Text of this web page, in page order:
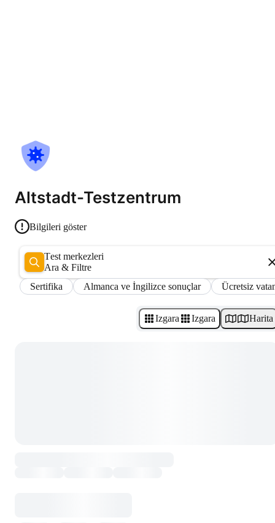
Altstadt-Testzentrum
Bilgileri göster
Test merkezleri
Ara & Filtre
Sertifika
Almanca ve İngilizce sonuçlar Ücretsiz
Izgara Izgara Harita